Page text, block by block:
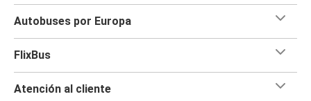
Autobuses por Europa
FlixBus
Atención al cliente